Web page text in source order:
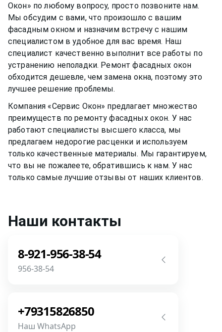
Окон» по любому вопросу, просто позвоните нам.
Мы обсудим с вами, что произошло с вашим
фасадным окном и назначим встречу с нашим
специалистом в удобное для вас время. Наш
специалист качественно выполнит все работы по
устранению неполадки. Ремонтфасадных окон
обходится дешевле, чем замена окна, поэтому это
лучшее решение проблемы.
Компания «Сервис Окон» предлагает множество
преимуществ по ремонту фасадных окон. У нас
работают специалисты высшего класса, мы
предлагаем недорогие расценки и используем
только качественные материалы. Мы гарантируем,
что вы не пожалеете, обратившись к нам. У нас
только самые лучшие отзывы от наших клиентов.
Наши контакты
8-921-956-38-54
956-38-54
роботов и автоответчиков!
+79315826850
Наш WhatsApp